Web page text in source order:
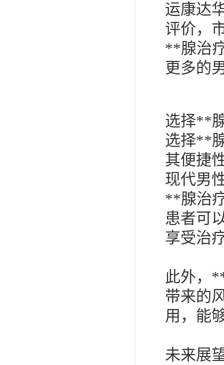
运康达
评价，
**腺治
更多的
选择**
选择**
其便捷
现代男
**腺治
患者可
享受治
此外，
带来的
用，能
未来展